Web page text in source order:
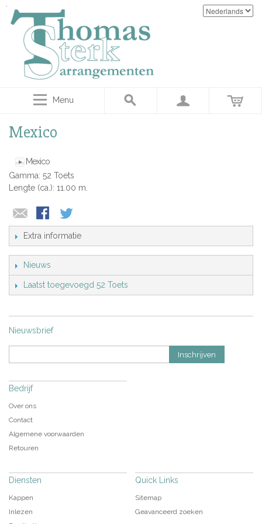
Menu
Mexico
Mexico
Gamma: 52 Toets
Lengte (ca.): 11.00 m.
Extra informatie
Nieuws
Laatst toegevoegd 52 Toets
Nieuwsbrief
Inschrijven
Bedrijf
Over ons
Contact
Algemene voorwaarden
Retouren
Diensten
Kappen
Inlezen
Quick Links
Sitemap
Geavanceerd zoeken